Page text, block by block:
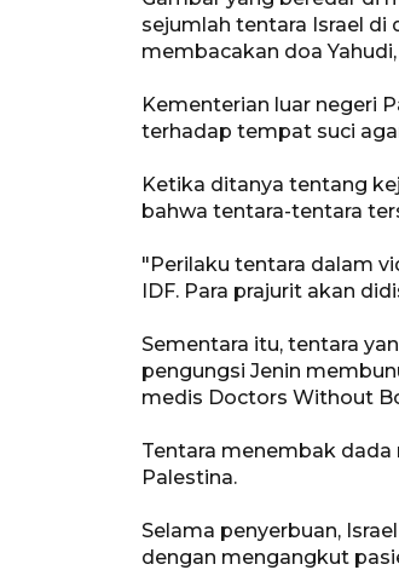
sejumlah tentara Israel
membacakan doa
Kementerian luar negeri
terhadap tempat suci
Ketika ditanya tentang
bahwa tentara-tentara
"Perilaku tentara dalam
IDF. Para prajurit akan
Sementara itu, tentara
pengungsi Jenin
medis Doctors Without
Tentara menembak dada
Palestina.
Selama penyerbuan,
dengan mengangkut